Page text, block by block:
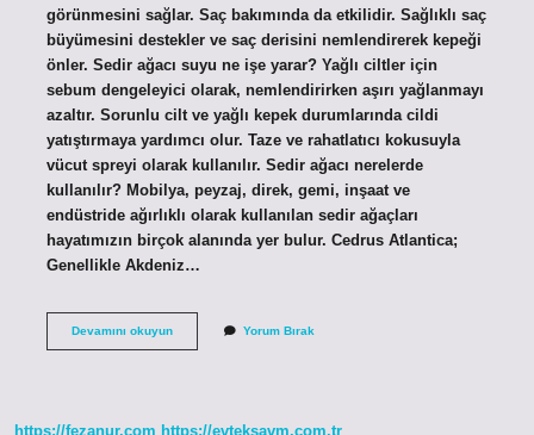
görünmesini sağlar. Saç bakımında da etkilidir. Sağlıklı saç
büyümesini destekler ve saç derisini nemlendirerek kepeği
önler. Sedir ağacı suyu ne işe yarar? Yağlı ciltler için
sebum dengeleyici olarak, nemlendirirken aşırı yağlanmayı
azaltır. Sorunlu cilt ve yağlı kepek durumlarında cildi
yatıştırmaya yardımcı olur. Taze ve rahatlatıcı kokusuyla
vücut spreyi olarak kullanılır. Sedir ağacı nerelerde
kullanılır? Mobilya, peyzaj, direk, gemi, inşaat ve
endüstride ağırlıklı olarak kullanılan sedir ağaçları
hayatımızın birçok alanında yer bulur. Cedrus Atlantica;
Genellikle Akdeniz…
Devamını okuyunSedir
Yorum Bırak
https://fezanur.com https://evteksavm.com.tr